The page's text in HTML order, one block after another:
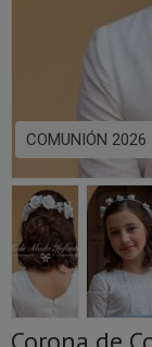
COMUNIÓN 2026